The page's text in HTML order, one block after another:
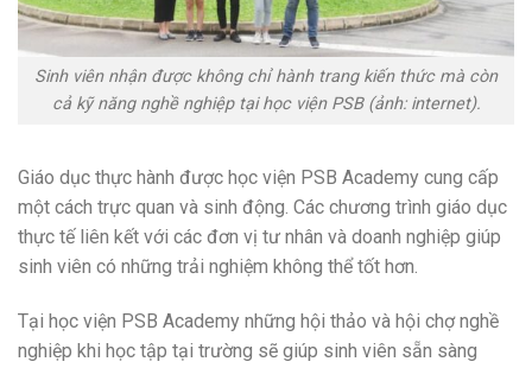
Sinh viên nhận được không chỉ hành trang kiến thức mà còn
cả kỹ năng nghề nghiệp tại học viện PSB (ảnh: internet).
Giáo dục thực hành được học viện PSB Academy cung cấp
một cách trực quan và sinh động. Các chương trình giáo dục
thực tế liên kết với các đơn vị tư nhân và doanh nghiệp giúp
sinh viên có những trải nghiệm không thể tốt hơn.
Tại học viện PSB Academy những hội thảo và hội chợ nghề
nghiệp khi học tập tại trường sẽ giúp sinh viên sẵn sàng